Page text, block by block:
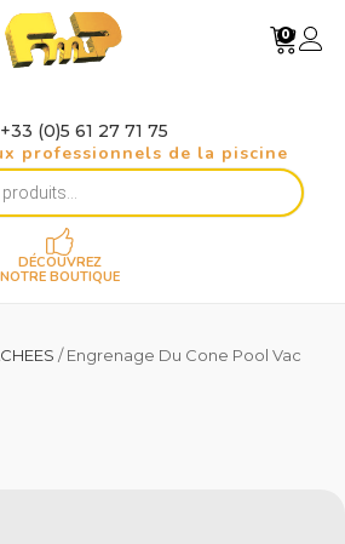
0
+33 (0)5 61 27 71 75
professionnels de la piscine
DÉCOUVREZ
NOTRE BOUTIQUE
/ Engrenage Du Cone Pool Vac